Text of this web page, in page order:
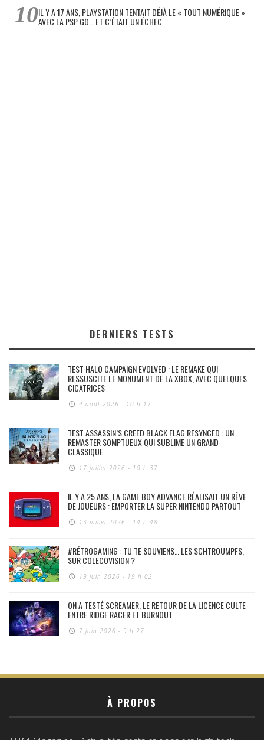
IL Y A 17 ANS, PLAYSTATION TENTAIT DÉJÀ LE « TOUT NUMÉRIQUE »
AVEC LA PSP GO… ET C’ÉTAIT UN ÉCHEC
DERNIERS TESTS
TEST HALO CAMPAIGN EVOLVED : LE REMAKE QUI
RESSUSCITE LE MONUMENT DE LA XBOX, AVEC QUELQUES
CICATRICES
4 août 2026 - 10 h 17
TEST ASSASSIN’S CREED BLACK FLAG RESYNCED : UN
REMASTER SOMPTUEUX QUI SUBLIME UN GRAND
CLASSIQUE
17 juillet 2026 - 10 h 37
IL Y A 25 ANS, LA GAME BOY ADVANCE RÉALISAIT UN RÊVE
DE JOUEURS : EMPORTER LA SUPER NINTENDO PARTOUT
13 juillet 2026 - 14 h 48
#RÉTROGAMING : TU TE SOUVIENS… LES SCHTROUMPFS,
SUR COLECOVISION ?
19 juin 2026 - 19 h 02
ON A TESTÉ SCREAMER, LE RETOUR DE LA LICENCE CULTE
ENTRE RIDGE RACER ET BURNOUT
7 juin 2026 - 9 h 27
À PROPOS